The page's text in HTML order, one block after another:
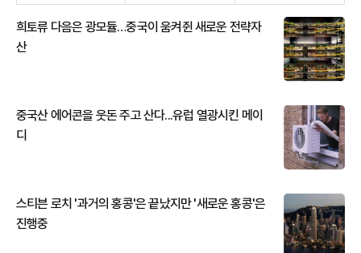
희토류 다음은 광모듈…중국이 움켜쥔 새로운 전략자
산
중국산 에어콘을 웃돈 주고 산다...유럽 열광시킨 메이
디
스티븐 로치 '과거의 홍콩'은 끝났지만 '새로운 홍콩'은
진행중